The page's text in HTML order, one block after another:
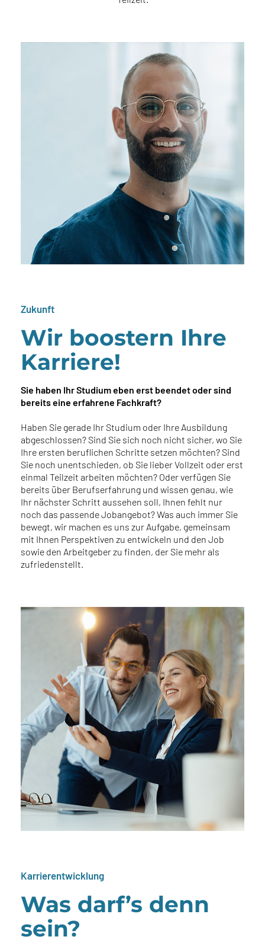
Zukunft
Wir boostern Ihre
Karriere!
Sie haben Ihr Studium eben erst beendet oder sind
bereits eine erfahrene Fachkraft?
Haben Sie gerade Ihr Studium oder Ihre Ausbildung
abgeschlossen? Sind Sie sich noch nicht sicher, wo Sie
Ihre ersten beruflichen Schritte setzen möchten? Sind
Sie noch unentschieden, ob Sie lieber Vollzeit oder erst
einmal Teilzeit arbeiten möchten? Oder verfügen Sie
bereits über Berufserfahrung und wissen genau, wie
Ihr nächster Schritt aussehen soll, Ihnen fehlt nur
noch das passende Jobangebot? Was auch immer Sie
bewegt, wir machen es uns zur Aufgabe, gemeinsam
mit Ihnen Perspektiven zu entwickeln und den Job
sowie den Arbeitgeber zu finden, der Sie mehr als
zufriedenstellt.
Karrierentwicklung
Was darf’s denn
sein?